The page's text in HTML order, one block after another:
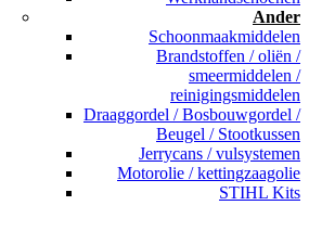
Ander
Schoonmaakmiddelen
Brandstoffen / oliën /
smeermiddelen /
reinigingsmiddelen
Draaggordel / Bosbouwgordel /
Beugel / Stootkussen
Jerrycans / vulsystemen
Motorolie / kettingzaagolie
STIHL Kits